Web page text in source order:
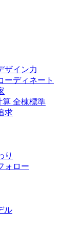
ザイン力
ーディネート
算 全棟標準
求
り
ォロー
ル